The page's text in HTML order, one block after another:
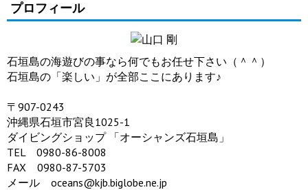
プロフィール
石垣島の海遊びの事なら何でもお任せ下さい（＾＾）
石垣島の「楽しい」が全部ここにあります♪
〒907-0243
沖縄県石垣市宮良1025-1
ダイビングショップ 「オーシャンズ石垣島」
TEL 0980-86-8008
FAX 0980-87-5703
メール oceans@kjb.biglobe.ne.jp